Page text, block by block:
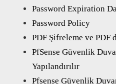
Password Expiration
Password Policy
PDF Şifreleme ve PDF
PfSense Güvenlik
Yapılandırılır
Pfsense Güvenlik